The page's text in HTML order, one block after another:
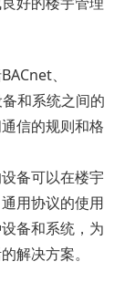
、
和系统之间的
信的规则和格
备可以在楼宇
用协议的使用
备和系统，为
解决方案。